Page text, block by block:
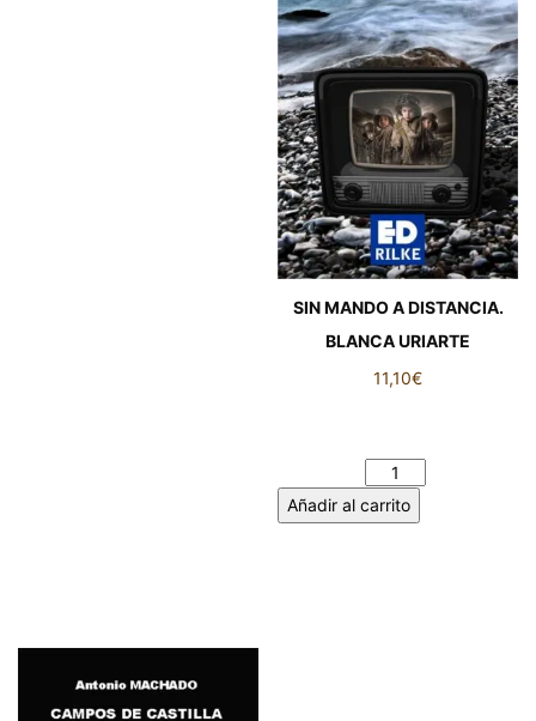
SIN MANDO A DISTANCIA.
BLANCA URIARTE
11,10€
Añadir al carrito